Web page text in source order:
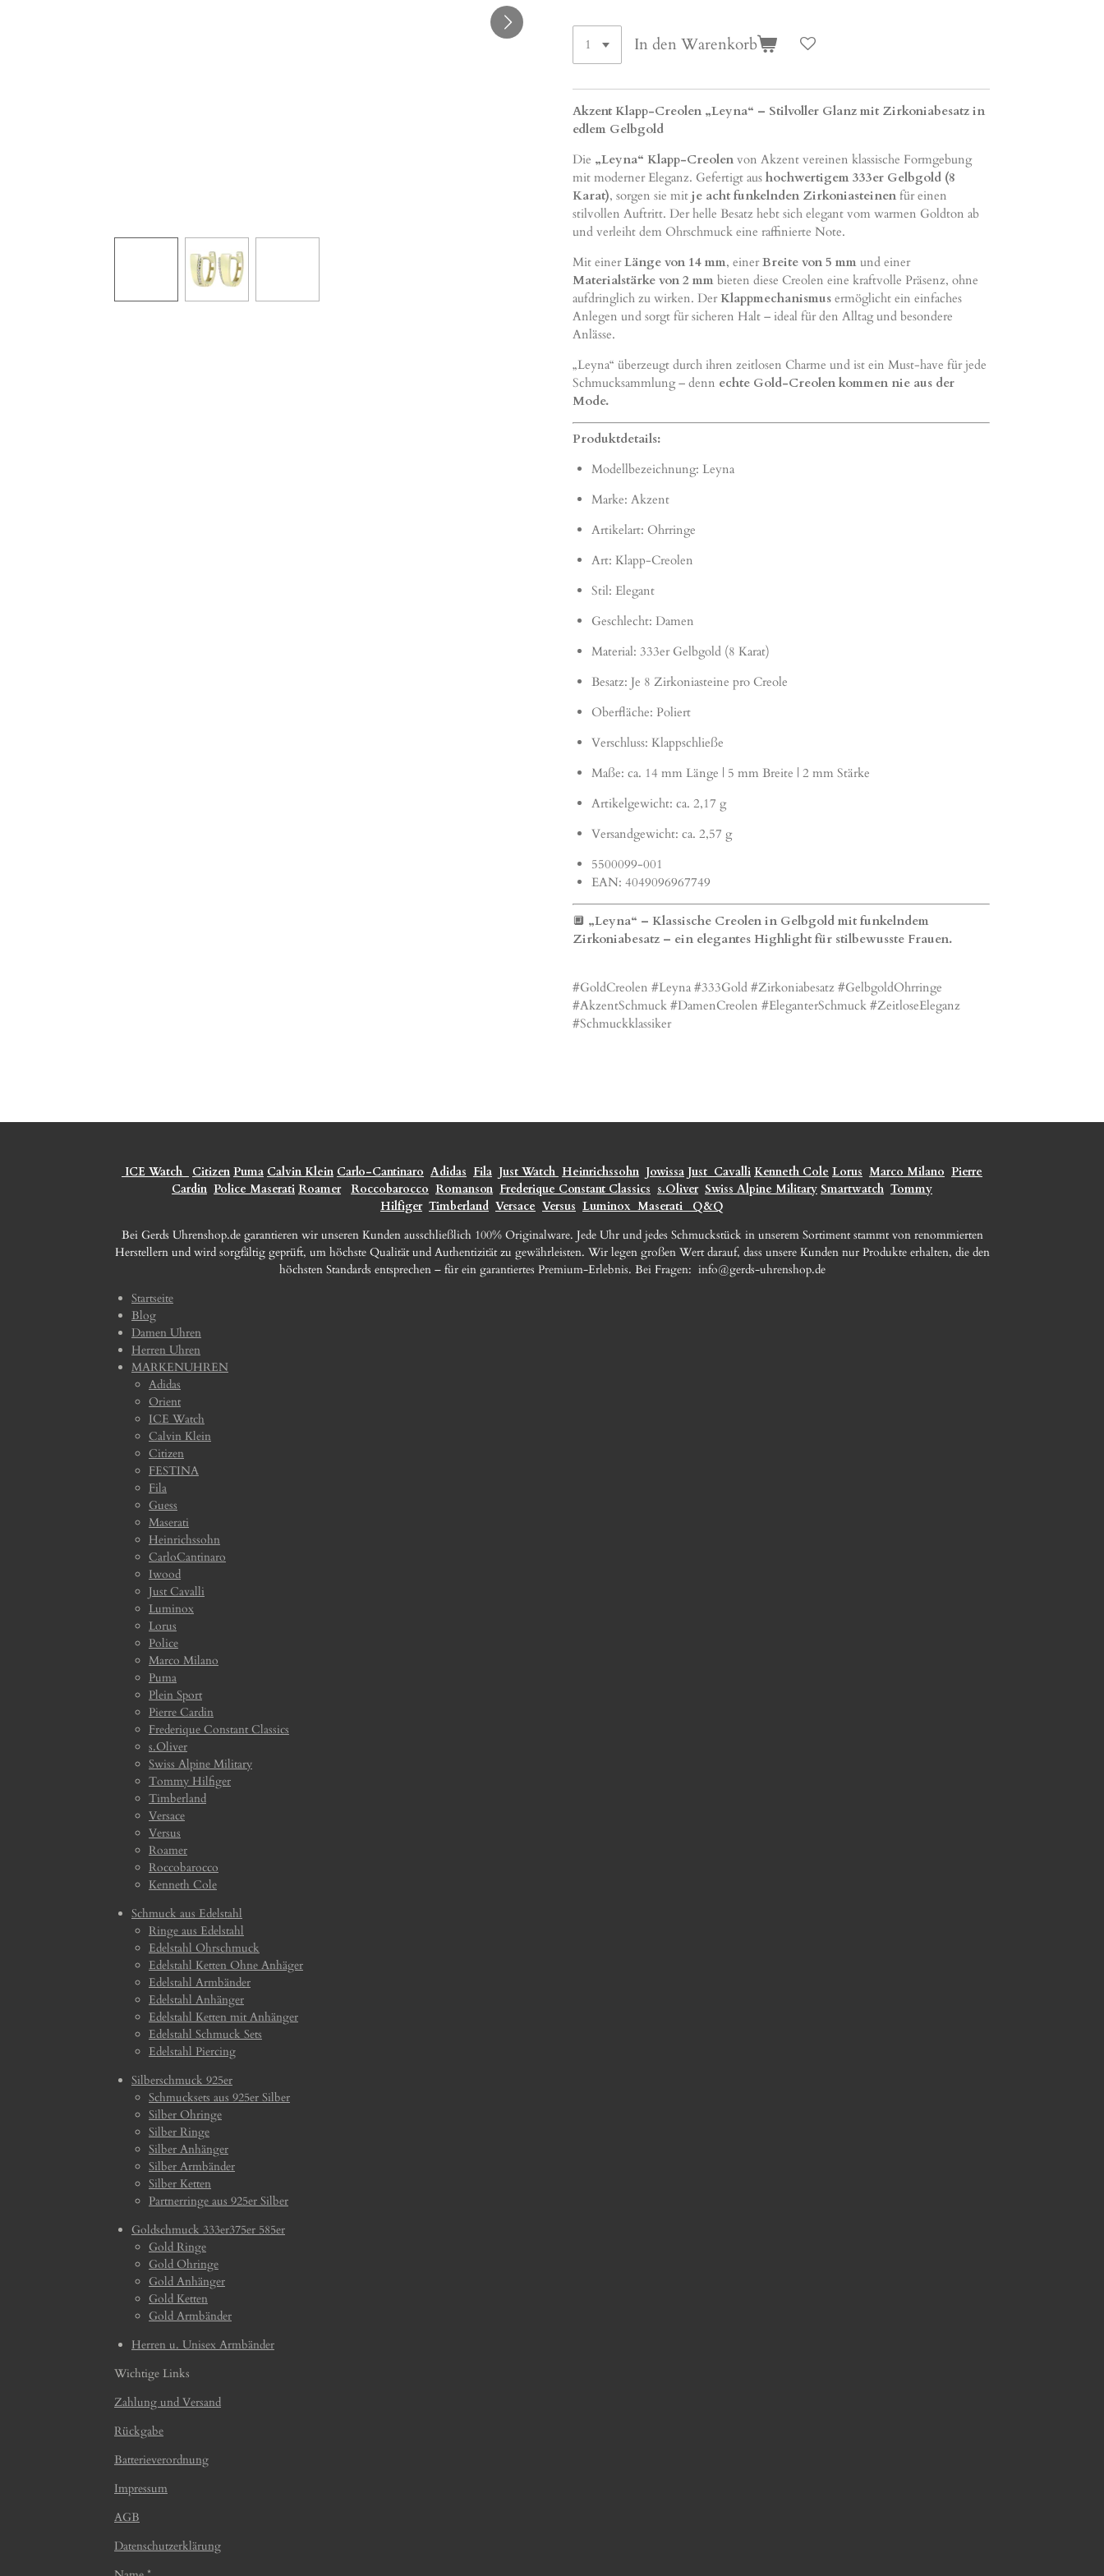
In den Warenkorb
Akzent Klapp-Creolen „Leyna“ – Stilvoller Glanz mit Zirkoniabesatz in
edlem Gelbgold
Die „Leyna“ Klapp-Creolen von Akzent vereinen klassische Formgebung
mit moderner Eleganz. Gefertigt aus hochwertigem 333er Gelbgold (8
Karat), sorgen sie mit je acht funkelnden Zirkoniasteinen für einen
stilvollen Auftritt. Der helle Besatz hebt sich elegant vom warmen Goldton ab
und verleiht dem Ohrschmuck eine raffinierte Note.
Mit einerLänge von 14 mm, einerBreite von 5 mm und einer
Materialstärke von 2 mm bieten diese Creolen eine kraftvolle Präsenz, ohne
aufdringlich zu wirken. DerKlappmechanismus ermöglicht ein einfaches
Anlegen und sorgt für sicheren Halt – ideal für den Alltag und besondere
Anlässe.
„Leyna“ überzeugt durch ihren zeitlosen Charme und ist ein Must-have für jede
Schmucksammlung – denn echte Gold-Creolen kommen nie aus der
Mode.
Produktdetails:
Modellbezeichnung: Leyna
Marke: Akzent
Artikelart: Ohrringe
Art: Klapp-Creolen
Stil: Elegant
Geschlecht: Damen
Material: 333er Gelbgold (8 Karat)
Besatz: Je 8 Zirkoniasteine pro Creole
Oberfläche: Poliert
Verschluss: Klappschließe
Maße: ca. 14 mm Länge | 5 mm Breite | 2 mm Stärke
Artikelgewicht: ca. 2,17 g
Versandgewicht: ca. 2,57 g
5500099-001
EAN: 4049096967749
🔲 „Leyna“ – Klassische Creolen in Gelbgold mit funkelndem
Zirkoniabesatz – ein elegantes Highlight für stilbewusste Frauen.
#GoldCreolen #Leyna #333Gold #Zirkoniabesatz #GelbgoldOhrringe
#AkzentSchmuck #DamenCreolen #EleganterSchmuck #ZeitloseEleganz
#Schmuckklassiker
ICE Watch Citizen Puma Calvin Klein Carlo-Cantinaro Adidas Fila Just Watch Heinrichssohn Jowissa Just Cavalli Kenneth Cole Lorus Marco Milano Pierre
Cardin Police Maserati Roamer Roccobarocco Romanson Frederique Constant Classics s.Oliver Swiss Alpine Military Smartwatch Tommy
Hilfiger Timberland Versace Versus Luminox Maserati
Q&Q
Bei Gerds Uhrenshop.de garantieren wir unseren Kunden ausschließlich 100% Originalware. Jede Uhr und jedes Schmuckstück in unserem Sortiment stammt von renommierten
Herstellern und wird sorgfältig geprüft, um höchste Qualität und Authentizität zu gewährleisten. Wir legen großen Wert darauf, dass unsere Kunden nur Produkte erhalten, die den
höchsten Standards entsprechen – für ein garantiertes Premium-Erlebnis. Bei Fragen: info@gerds-uhrenshop.de
Startseite
Blog
Damen Uhren
Herren Uhren
MARKENUHREN
Adidas
Orient
ICE Watch
Calvin Klein
Citizen
FESTINA
Fila
Guess
Maserati
Heinrichssohn
CarloCantinaro
Iwood
Just Cavalli
Luminox
Lorus
Police
Marco Milano
Puma
Plein Sport
Pierre Cardin
Frederique Constant Classics
s.Oliver
Swiss Alpine Military
Tommy Hilfiger
Timberland
Versace
Versus
Roamer
Roccobarocco
Kenneth Cole
Schmuck aus Edelstahl
Ringe aus Edelstahl
Edelstahl Ohrschmuck
Edelstahl Ketten Ohne Anhäger
Edelstahl Armbänder
Edelstahl Anhänger
Edelstahl Ketten mit Anhänger
Edelstahl Schmuck Sets
Edelstahl Piercing
Silberschmuck 925er
Schmucksets aus 925er Silber
Silber Ohringe
Silber Ringe
Silber Anhänger
Silber Armbänder
Silber Ketten
Partnerringe aus 925er Silber
Goldschmuck 333er375er 585er
Gold Ringe
Gold Ohringe
Gold Anhänger
Gold Ketten
Gold Armbänder
Herren u. Unisex Armbänder
Wichtige Links
Zahlung und Versand
Rückgabe
Batterieverordnung
Impressum
AGB
Datenschutzerklärung